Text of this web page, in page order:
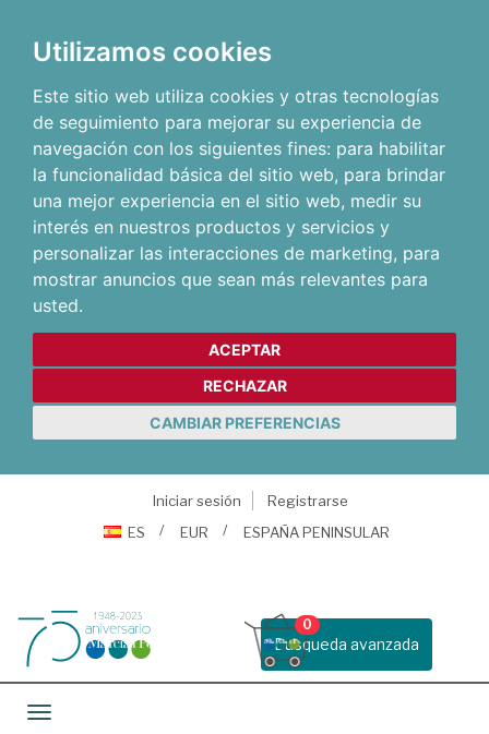
Utilizamos cookies
Este sitio web utiliza cookies y otras tecnologías
de seguimiento para mejorar su experiencia de
navegación con los siguientes fines: para habilitar
la funcionalidad básica del sitio web, para brindar
una mejor experiencia en el sitio web, medir su
interés en nuestros productos y servicios y
personalizar las interacciones de marketing, para
mostrar anuncios que sean más relevantes para
usted.
ACEPTAR
RECHAZAR
CAMBIAR PREFERENCIAS
Iniciar sesión
Registrarse
ES
EUR ESPAÑA PENINSULAR
Busqueda avanzada
0
Toggle navigation